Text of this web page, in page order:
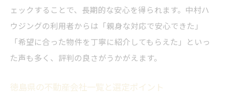
徳島の賃貸選びで押さえるべき注意点
生活利便性で選ぶ徳島の理想の住まい探し
生活利便性重視で選ぶ中村ハウジングの物
件
ェックすることで、長期的な安心を得られます。中村ハ
ウジングの利用者からは「親身な対応で安心できた」
「希望に合った物件を丁寧に紹介してもらえた」といっ
た声も多く、評判の良さがうかがえます。
徳島県の不動産会社一覧と選定ポイント